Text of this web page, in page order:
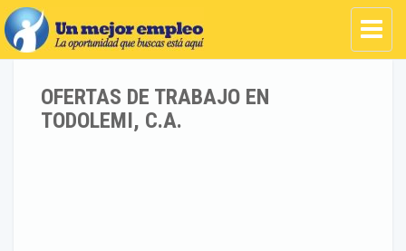
OFERTAS DE TRABAJO EN
TODOLEMI, C.A.